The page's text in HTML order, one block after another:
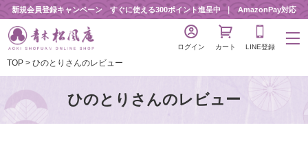
新規会員登録キャンペーン すぐに使える300ポイント進呈中 AmazonPay対応
ログイン カート LINE登録
TOP ひのとりさんのレビュー
ひのとりさんのレビュー